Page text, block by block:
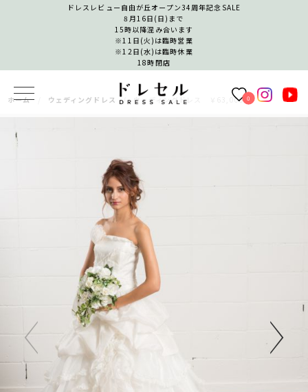
ドレスレビュー自由が丘オープン34周年記念SALE
8月16日(日)まで
15時以降混み合います
※11日(火)は臨時営業
※12日(水)は臨時休業
18時閉店
0
ホーム ウェディングドレス ウェディングドレス ￥63,000